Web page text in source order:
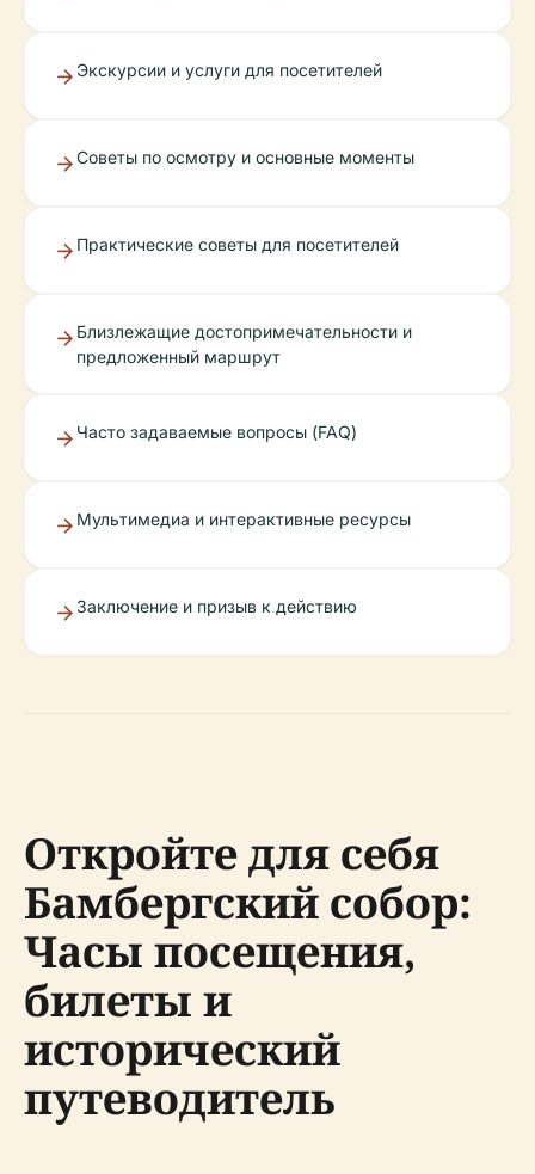
Экскурсии и услуги для посетителей
Советы по осмотру и основные моменты
Практические советы для посетителей
Близлежащие достопримечательности и
предложенный маршрут
Часто задаваемые вопросы (FAQ)
Мультимедиа и интерактивные ресурсы
Заключение и призыв к действию
Откройте для себя
Бамбергский собор:
Часы посещения,
билеты и
исторический
путеводитель